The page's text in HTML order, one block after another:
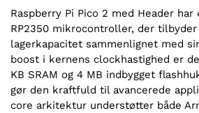
Raspberry Pi Pico 2 med Header
RP2350 mikrocontroller, der
lagerkapacitet sammenlignet med
boost i kernens clockhastighed er
KB SRAM og 4 MB indbygget
gør den kraftfuld til avancerede
core arkitektur understøtter både